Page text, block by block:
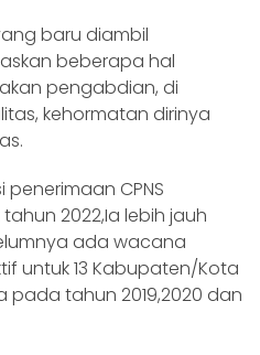
baru diambil
beberapa hal
pengabdian, di
kehormatan dirinya
CPNS
2022,Ia lebih jauh
ada wacana
untuk 13 Kabupaten/Kota
pada tahun 2019,2020 dan